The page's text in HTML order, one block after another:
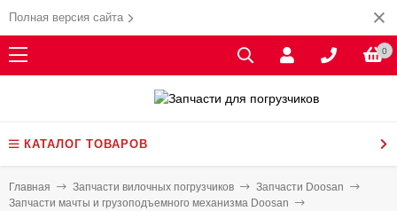
Полная версия сайта
0
КАТАЛОГ ТОВАРОВ
Главная Запчасти вилочных погрузчиков
Запчасти Doosan
Запчасти мачты и грузоподъемного механизма Doosan